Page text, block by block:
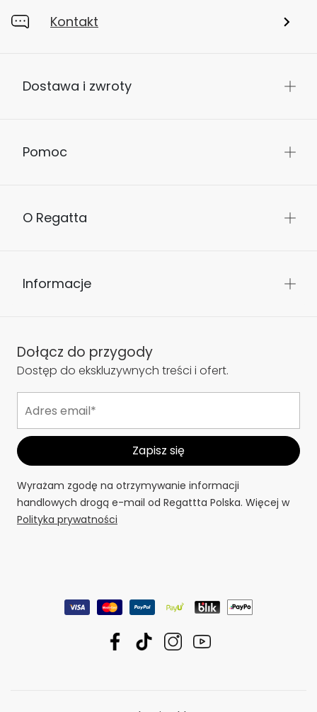
Kontakt
Dostawa i zwroty
Pomoc
O Regatta
Informacje
Dołącz do przygody
Dostęp do ekskluzywnych treści i ofert.
Wyrażam zgodę na otrzymywanie informacji
handlowych drogą e-mail od Regattta Polska. Więcej w
Polityka prywatności